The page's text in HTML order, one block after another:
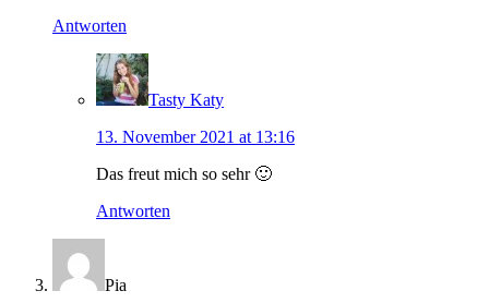
Antworten
Tasty Katy
13. November 2021 at 13:16
Das freut mich so sehr 🙂
Antworten
Pia